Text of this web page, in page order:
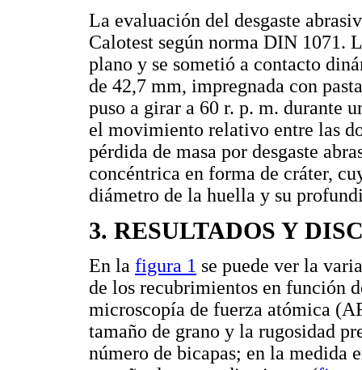
La evaluación del desgaste
Calotest según norma DIN 1071.
plano y se sometió a contacto
de 42,7 mm, impregnada con
puso a girar a 60 r. p. m. durante
el movimiento relativo entre las
pérdida de masa por desgaste
concéntrica en forma de cráter,
diámetro de la huella y su
3. RESULTADOS Y
En la figura 1 se puede ver la
de los recubrimientos en función
microscopía de fuerza atómica
tamaño de grano y la rugosidad
número de bicapas; en la medida